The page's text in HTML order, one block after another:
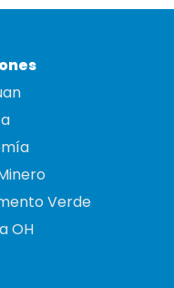
Verde
OH